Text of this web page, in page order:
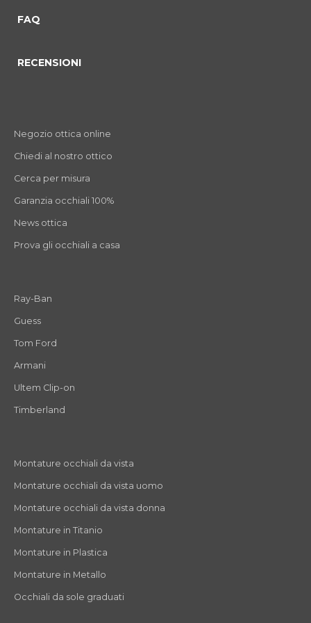
FAQ
RECENSIONI
Negozio ottica online
Chiedi al nostro ottico
Cerca per misura
Garanzia occhiali 100%
News ottica
Prova gli occhiali a casa
Ray-Ban
Guess
Tom Ford
Armani
Ultem Clip-on
Timberland
Montature occhiali da vista
Montature occhiali da vista uomo
Montature occhiali da vista donna
Montature in Titanio
Montature in Plastica
Montature in Metallo
Occhiali da sole graduati